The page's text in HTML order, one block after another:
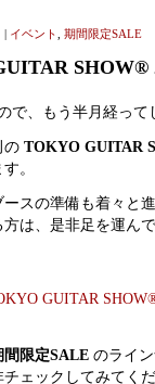
| イベント 期間限定SALE
SHOW®
で、もう半月経って
の TOKYO GUITAR
。
ースの準備も着々と
方は、是非足を運ん
GUITAR
間限定SALE のライ
チェックしてみてく